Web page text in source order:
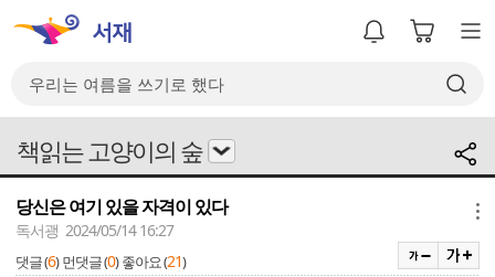
책읽는 고양이의 숲
당신은 여기 있을 자격이 있다
독서괭 2024/05/14 16:27
댓글 (6) 먼댓글 (0) 좋아요 (21)